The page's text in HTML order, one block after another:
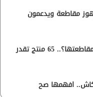
مقاطعة ويدعمون
ما هي المنتجات الإسرائيلية التي يجب مقاطعتها؟.. 65 منتج تقدر
كاش.. افهمها صح